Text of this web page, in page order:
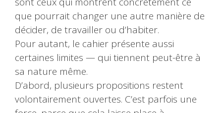
que pourrait changer une autre manière de
décider, de travailler ou d’habiter.
Pour autant, le cahier présente aussi
certaines limites — qui tiennent peut-être à
sa nature même.
D’abord, plusieurs propositions restent
volontairement ouvertes. C’est parfois une